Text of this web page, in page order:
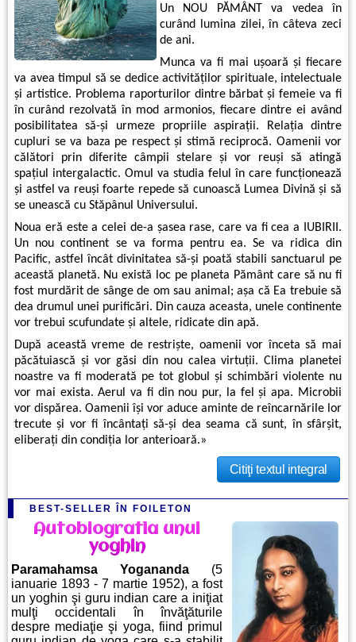
Un NOU PĂMÂNT va vedea în
curând lumina zilei, în câteva zeci
de ani.
Munca va fi mai uşoară şi fiecare
va avea timpul să se dedice activităţilor spirituale, intelectuale
şi artistice. Problema raporturilor dintre bărbat şi femeie va fi
în curând rezolvată în mod armonios, fiecare dintre ei având
posibilitatea să-şi urmeze propriile aspiraţii. Relaţia dintre
cupluri se va baza pe respect şi stimă reciprocă. Oamenii vor
călători prin diferite câmpii stelare şi vor reuşi să atingă
spaţiul intergalactic. Omul va studia felul în care funcţionează
şi astfel va reuşi foarte repede să cunoască Lumea Divină şi să
se unească cu Stăpânul Universului.
Noua eră este a celei de-a şasea rase, care va fi cea a IUBIRII.
Un nou continent se va forma pentru ea. Se va ridica din
Pacific, astfel încât divinitatea să-şi poată stabili sanctuarul pe
această planetă. Nu există loc pe planeta Pământ care să nu fi
fost murdărit de sânge de om sau animal; aşa că Ea trebuie să
dea drumul unei purificări. Din cauza aceasta, unele continente
vor trebui scufundate şi altele, ridicate din apă.
După această vreme de restrişte, oamenii vor înceta să mai
păcătuiască şi vor găsi din nou calea virtuţii. Clima planetei
noastre va fi moderată pe tot globul şi schimbări violente nu
vor mai exista. Aerul va fi din nou pur, la fel şi apa. Microbii
vor dispărea. Oamenii îşi vor aduce aminte de reîncarnările lor
trecute şi vor fi încântaţi să-şi dea seama că sunt, în sfârşit,
eliberaţi din condiţia lor anterioară.»
Citiţi textul integral
BEST-SELLER ÎN FOILETON
Autobiografia unui
yoghin
Paramahamsa Yogananda (5
ianuarie 1893 - 7 martie 1952), a fost
un yoghin şi guru indian care a iniţiat
mulţi occidentali în învăţăturile
despre mediaţie şi yoga, fiind primul